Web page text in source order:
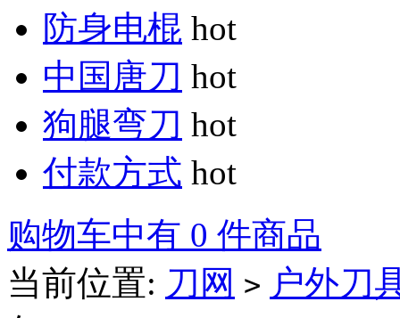
防身电棍 hot
中国唐刀 hot
狗腿弯刀 hot
付款方式 hot
购物车中有 0 件商品
当前位置: 刀网 > 户外刀